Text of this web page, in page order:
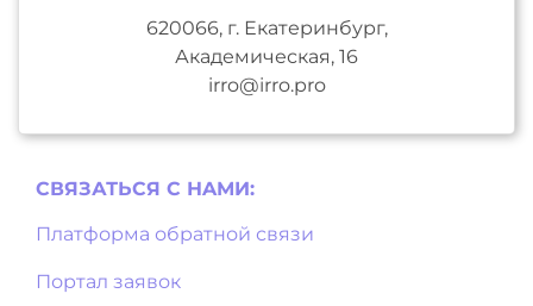
620066, г. Екатеринбург,
Академическая, 16
irro@irro.pro
СВЯЗАТЬСЯ С НAМИ:
Платформа обратной связи
Портал заявок